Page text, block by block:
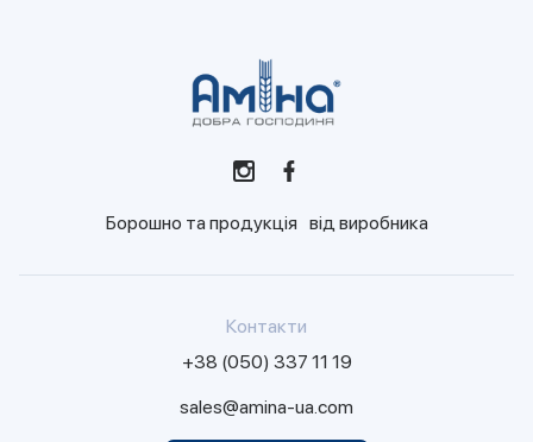
Борошно та продукція від виробника
Контакти
+38 (050) 337 11 19
sales@amina-ua.com